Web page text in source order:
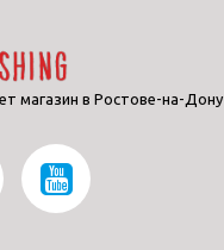
магазин в Ростове-на-Дону